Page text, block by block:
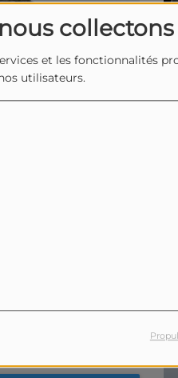
collectons
et les fonctionnalités
utilisateurs.